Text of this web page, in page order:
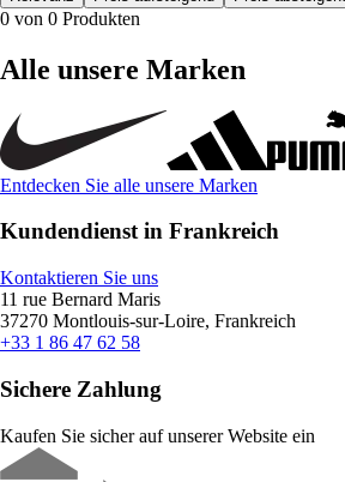
0 von 0 Produkten
Alle unsere Marken
Entdecken Sie alle unsere Marken
Kundendienst in Frankreich
Kontaktieren Sie uns
11 rue Bernard Maris
37270 Montlouis-sur-Loire, Frankreich
+33 1 86 47 62 58
Sichere Zahlung
Kaufen Sie sicher auf unserer Website ein